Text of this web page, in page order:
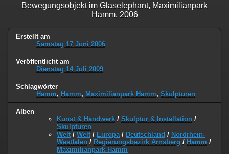
Bewegungsobjekt im Glaselephant, Maximilianpark
Hamm, 2006
Erstellt am
Samstag 17 Juni 2006
Veröffentlicht am
Dienstag 14 Juli 2009
Schlagwörter
Hamm, Hamm, Maximilianpark Hamm, Skulpturen
Alben
Kunst & Handwerk / Skulptur & Installation /
Skulpturen
Welt / Welt / Europa / Deutschland / Nordrhein-
Westfalen / Regierungsbezirk Arnsberg / Hamm /
Maximilianpark Hamm